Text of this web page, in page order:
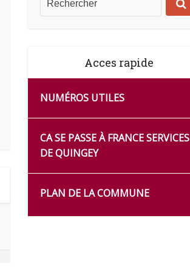
Acces rapide
NUMÉROS UTILES
CA SE PASSE À FRANCE SERVICES
DE QUINGEY
PLAN DE LA COMMUNE